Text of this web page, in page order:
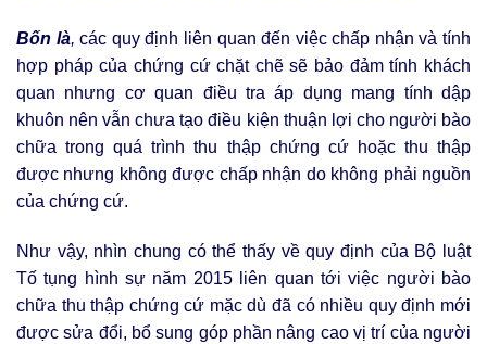
Bốn là,các quy định liên quan đến việc chấp nhận và tính
hợp pháp của chứng cứ chặt chẽ sẽ bảo đảm tính khách
quan nhưng cơ quan điều tra áp dụng mang tính dập
khuôn nên vẫn chưa tạo điều kiện thuận lợi cho người bào
chữa trong quá trình thu thập chứng cứ hoặc thu thập
được nhưng không được chấp nhận do không phải nguồn
của chứng cứ.
Như vậy, nhìn chung có thể thấy về quy định của Bộ luật
Tố tụng hình sự năm 2015 liên quan tới việc người bào
chữa thu thập chứng cứ mặc dù đã có nhiều quy định mới
được sửa đổi, bổ sung góp phần nâng cao vị trí của người